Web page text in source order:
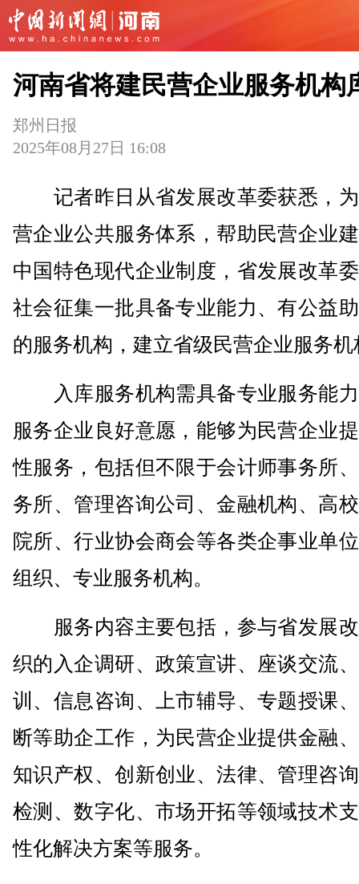
河南省将建民营企业服务机构
郑州日报
2025年08月27日 16:08
记者昨日从省发展改革委获悉，
营企业公共服务体系，帮助民营企业
中国特色现代企业制度，省发展改革
社会征集一批具备专业能力、有公益
的服务机构，建立省级民营企业服务机
入库服务机构需具备专业服务能
服务企业良好意愿，能够为民营企业
性服务，包括但不限于会计师事务所
务所、管理咨询公司、金融机构、高
院所、行业协会商会等各类企事业单
组织、专业服务机构。
服务内容主要包括，参与省发展
织的入企调研、政策宣讲、座谈交流
训、信息咨询、上市辅导、专题授课
断等助企工作，为民营企业提供金融
知识产权、创新创业、法律、管理咨
检测、数字化、市场开拓等领域技术
性化解决方案等服务。